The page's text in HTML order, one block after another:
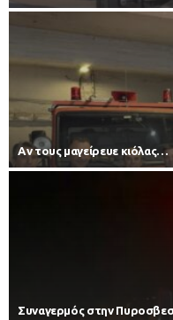
Αν τους μαγείρευε κιόλας…
Συναγερμός στην